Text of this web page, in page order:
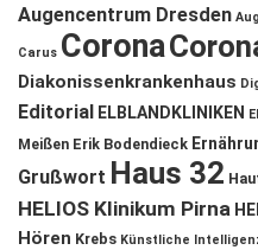
Augencentrum Dresden
Carus Corona
Diakonissenkrankenhaus
Editorial ELBLANDKLINIKEN
Meißen Erik Bodendieck
Grußwort Haus 32
HELIOS Klinikum Pirna
Hören Krebs Künstliche